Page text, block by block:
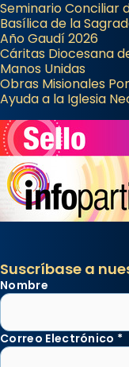
Seminario Conciliar
Basílica de la
Año Gaudí 2026
Cáritas Diocesana
Manos Unidas
Obras Misionales
Ayuda a la Iglesia
Suscríbase a
Nombre
Correo Electrónico *